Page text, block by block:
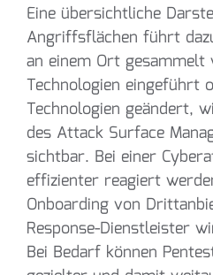
Eine übersichtliche
Angriffsflächen führt
an einem Ort gesammelt
Technologien eingeführt
Technologien geändert,
des Attack Surface
sichtbar. Bei einer
effizienter reagiert
Onboarding von
Response-Dienstleister
Bei Bedarf können